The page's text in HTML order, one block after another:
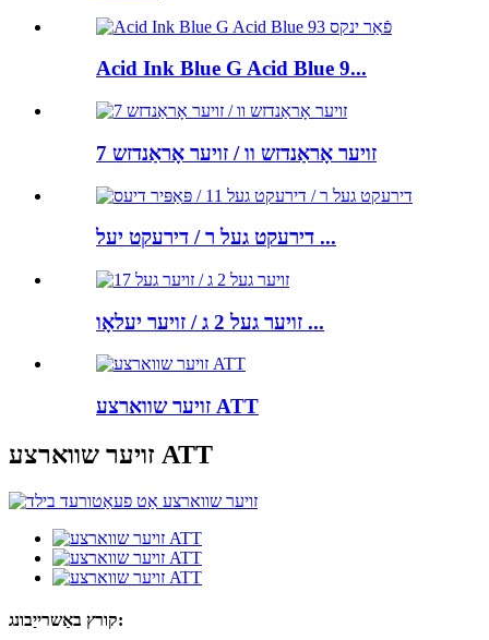
Acid Ink Blue G Acid Blue 9...
זויער אָראַנדזש וו / זויער אָראַנדזש 7
דירעקט געל ר / דירעקט יעל ...
זויער געל 2 ג / זויער יעלאָו ...
זויער שווארצע ATT
זויער שווארצע ATT
קורץ באַשרייַבונג: